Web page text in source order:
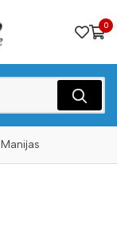
0
Manijas